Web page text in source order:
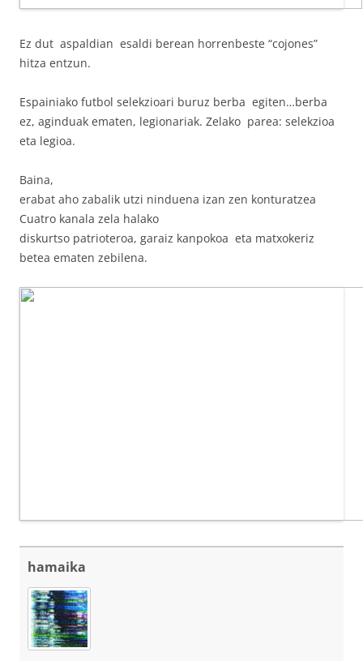
Ez dut aspaldian esaldi berean horrenbeste “cojones”
hitza entzun.
Espainiako futbol selekzioari buruz berba egiten…berba
ez, aginduak ematen, legionariak. Zelako parea: selekzioa
eta legioa.
Baina,
erabat aho zabalik utzi ninduena izan zen konturatzea
Cuatro kanala zela halako
diskurtso patrioteroa, garaiz kanpokoa eta matxokeriz
betea ematen zebilena.
hamaika